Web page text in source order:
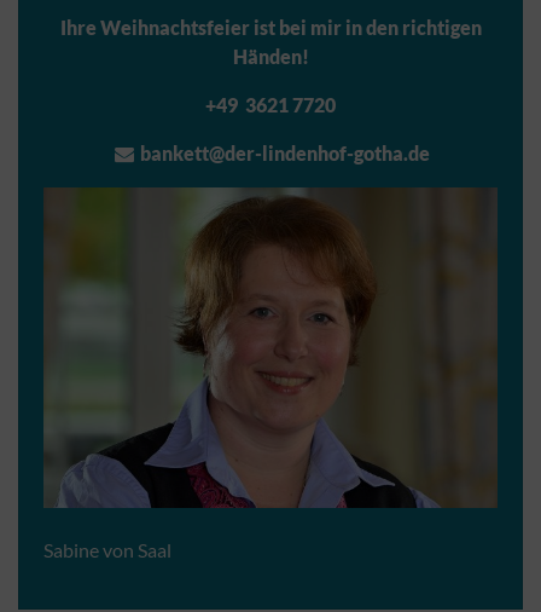
Ihre Weihnachtsfeier ist bei mir in den richtigen
Händen!
+49 3621 7720
bankett@der-lindenhof-gotha.de
Sabine von Saal